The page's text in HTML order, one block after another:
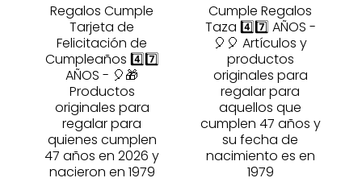
Regalos Cumple
Tarjeta de
Felicitación de
Cumpleaños 4️⃣7️⃣
AÑOS - 🎈🎁
Productos
originales para
regalar para
quienes cumplen
47 años en 2026 y
nacieron en 1979
Cumple Regalos
Taza 4️⃣7️⃣ AÑOS -
🎈🎈 Artículos y
productos
originales para
regalar para
aquellos que
cumplen 47 años y
su fecha de
nacimiento es en
1979